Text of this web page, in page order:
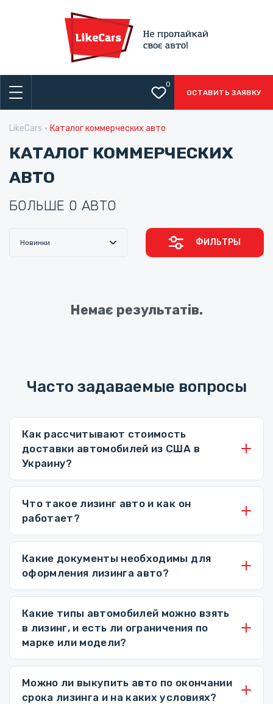
0
ОСТАВИТЬ ЗАЯВКУ
LikeCars Каталог коммерческих авто
КАТАЛОГ КОММЕРЧЕСКИХ
АВТО
БОЛЬШЕ 0 АВТО
Новинки ФИЛЬТРЫ
Немає результатів.
Часто задаваемые вопросы
Как рассчитывают стоимость
доставки автомобилей из США в
Украину?
Что такое лизинг авто и как он
работает?
Какие документы необходимы для
оформления лизинга авто?
Какие типы автомобилей можно взять
в лизинг, и есть ли ограничения по
марке или модели?
Можно ли выкупить авто по окончании
срока лизинга и на каких условиях?